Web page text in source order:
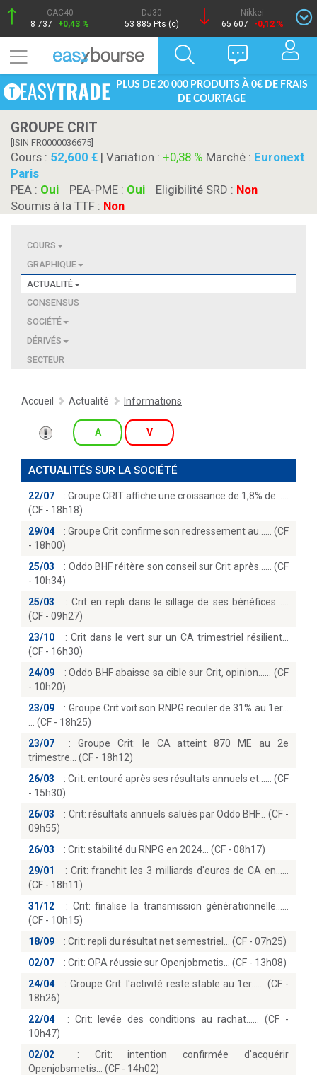
CAC40
8 737
+0,43 %
DJ30
53 885 Pts (c)
Nikkei
65 607
-0,12 %
PLUS DE 20 000 PRODUITS À 0€ DE FRAIS
DE COURTAGE
GROUPE CRIT
[ISIN FR0000036675]
Cours : 52,600 | Variation : +0,38 % Marché : Euronext
Paris
PEA : Oui PEA-PME : Oui Eligibilité SRD : Non
Soumis à la TTF : Non
COURS
GRAPHIQUE
ACTUALITÉ
CONSENSUS
SOCIÉTÉ
DÉRIVÉS
SECTEUR
Accueil Actualité Informations
A V
ACTUALITÉS SUR LA SOCIÉTÉ
22/07 : Groupe CRIT affiche une croissance de 1,8% de...
(CF - 18h18)
29/04
:Groupe Crit confirme son redressement au...… (CF
- 18h00)
25/03
: Oddo BHF réitère son conseil sur Crit après...… (CF
- 10h34)
25/03
: Crit en repli dans le sillage de ses bénéfices...
(CF - 09h27)
23/10
: Crit dans le vert sur un CA trimestriel résilient
(CF - 16h30)
24/09
:Oddo BHF abaisse sa cible sur Crit, opinion...… (CF
- 10h20)
23/09
: Groupe Crit voit son RNPG reculer de 31% au 1er...
(CF - 18h25)
23/07
: Groupe Crit: le CA atteint 870 ME au 2e
trimestre… (CF - 18h12)
26/03
: Crit: entouré après ses résultats annuels et...… (CF
- 15h30)
26/03
: Crit: résultats annuels salués par Oddo BHF… (CF -
09h55)
26/03
: Crit: stabilité du RNPG en 2024… (CF - 08h17)
29/01
: Crit: franchit les 3 milliards d'euros de CA en...
(CF - 18h11)
31/12
: Crit: finalise la transmission générationnelle...
(CF - 10h15)
18/09
: Crit: repli du résultat net semestriel… (CF - 07h25)
02/07
: Crit: OPA réussie sur Openjobmetis… (CF - 13h08)
24/04
: Groupe Crit: l'activité reste stable au 1er...… (CF -
18h26)
22/04
: Crit: levée des conditions au rachat...… (CF -
10h47)
02/02
: Crit: intention confirmée d'acquérir
Openjobsmetis… (CF - 14h02)